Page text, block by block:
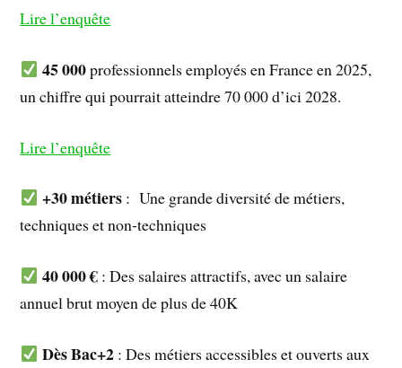
Lire l’enquête
45 000professionnels employés en France en 2025,
un chiffre qui pourrait atteindre 70 000 d’ici 2028.
Lire l’enquête
+30 métiers: Une grande diversité de métiers,
techniques et non-techniques
40 000 €: Des salaires attractifs, avec un salaire
annuel brut moyen de plus de 40K
Dès Bac+2: Des métiers accessibles et ouverts aux